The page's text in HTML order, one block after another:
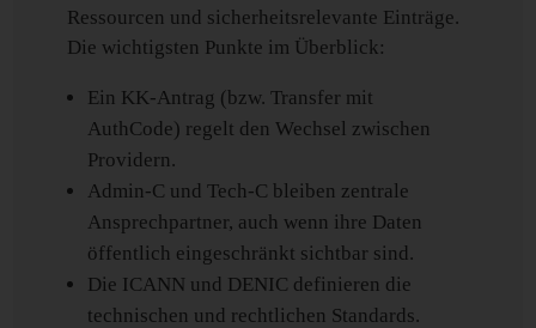
Ressourcen und sicherheitsrelevante Einträge.
Die wichtigsten Punkte im Überblick:
Ein KK-Antrag (bzw. Transfer mit
AuthCode) regelt den Wechsel zwischen
Providern.
Admin-C und Tech-C bleiben zentrale
Ansprechpartner, auch wenn ihre Daten
öffentlich eingeschränkt sichtbar sind.
Die ICANN und DENIC definieren die
technischen und rechtlichen Standards.